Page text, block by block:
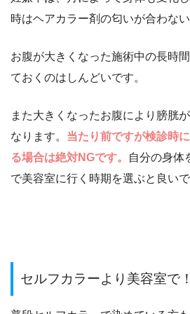
時はヘアカラー剤の匂いが合わな
お腹が大きくなった施術中の長時
ておくのはしんどいです。
また大きくなったお腹により膀胱
なります。 当たり前ですが検診時
る場合は絶対NGです。
自分の身体
で美容室に行く時期を選ぶと良いで
セルフカラーより美容室で！